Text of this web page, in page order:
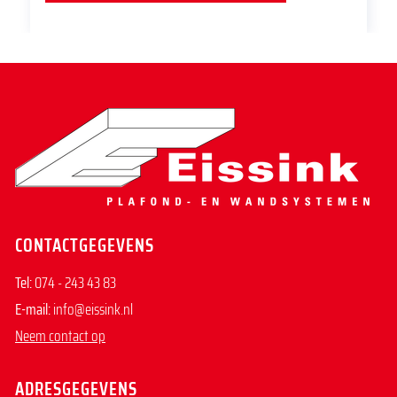
CONTACTGEGEVENS
Tel:074 - 243 43 83
E-mail:info@eissink.nl
Neem contact op
ADRESGEGEVENS